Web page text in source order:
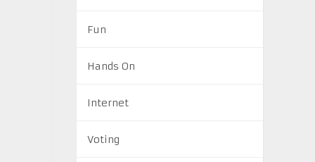
Fun
Hands On
Internet
Voting